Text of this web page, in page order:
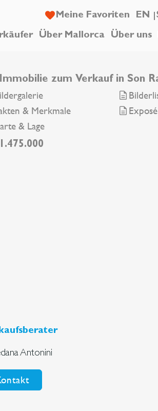
Meine Favoriten EN
Über Mallorca Über uns
Immobilie zum Verkauf in Son
& Merkmale
& Lage
Exposé
1.475.000
Antonini